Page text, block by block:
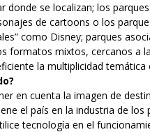
donde se localizan; los
de cartoons o los
como Disney; parques
formatos mixtos, cercanos a
la multiplicidad temática
en cuenta la imagen de
el país en la industria de los
tecnología en el